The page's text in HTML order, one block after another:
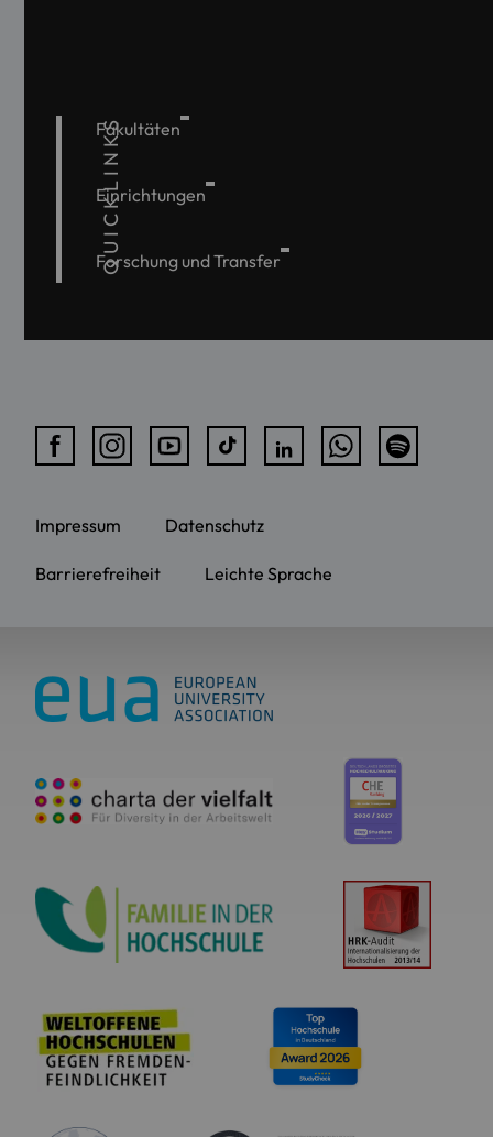
QUICKLINKS
Fakultäten
Einrichtungen
Forschung und Transfer
Impressum Datenschutz
Barrierefreiheit Leichte Sprache